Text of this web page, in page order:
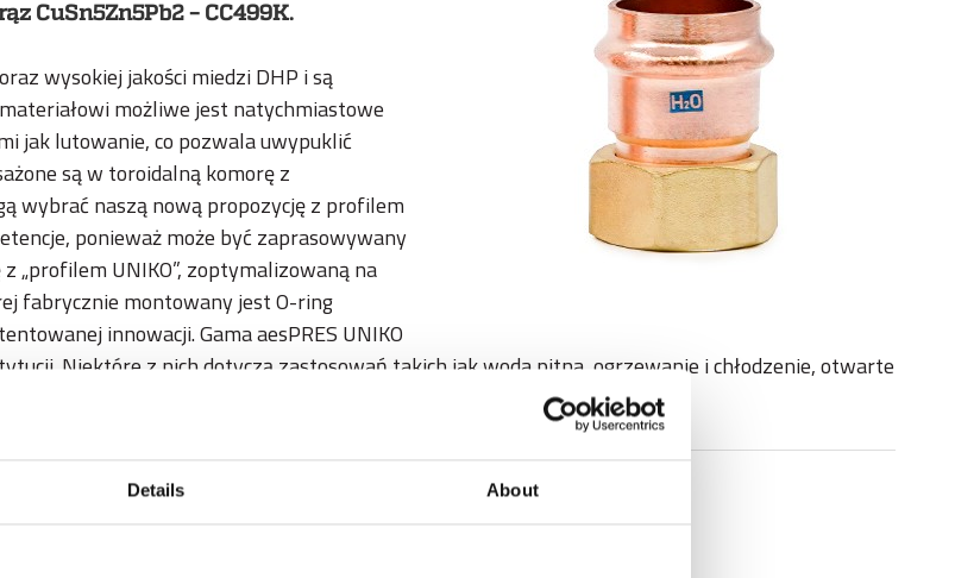
Details About
CuSn5Zn5Pb2 – CC499K.
wysokiej jakości miedzi DHP i są
możliwe jest natychmiastowe
jak lutowanie, co pozwala uwypuklić
są w toroidalną komorę z
wybrać naszą nową propozycję z profilem
ponieważ może być zaprasowywany
„profilem UNIKO”, zoptymalizowaną na
fabrycznie montowany jest O-ring
innowacji. Gama aesPRES UNIKO
Niektóre z nich dotyczą zastosowań takich jak woda pitna, ogrzewanie i chłodzenie, otwarte